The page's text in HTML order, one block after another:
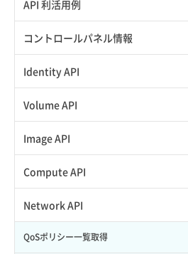
APIのご利用について
API 利活用例
APIでAPIサブユーザーを作成する
APIでVPSにISOイメージを挿入する
APIでVPSを作成する
コントロールパネル情報
APIユーザーを作成する
API情報を確認する
Identity API
Credential一覧取得
Credential作成
Credential削除
Volume API
スナップショット一覧取得
スナップショット作成
スナップショット削除
スナップショット復元
Image API
ISOイメージアップロード
ISOイメージ作成
イメージ一覧取得
Compute API
ISOイメージ挿入/排出
SSHキーペア一覧取得
Network API
QoSポリシー一覧取得